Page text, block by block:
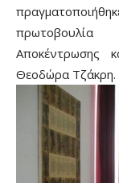
Αποκέντρωσης
Θεοδώρα Τζάκρη.